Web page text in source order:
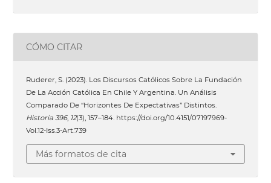
CÓMO CITAR
Ruderer, S. (2023). Los Discursos Católicos Sobre La Fundación
De La Acción Católica En Chile Y Argentina. Un Análisis
Comparado De “Horizontes De Expectativas” Distintos.
Historia 396, 12(3), 157–184. https://doi.org/10.4151/07197969-
Vol.12-Iss.3-Art.739
Más formatos de cita